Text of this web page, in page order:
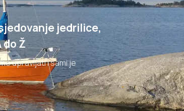
jedrilice,
do Ž
upravljati i sami je